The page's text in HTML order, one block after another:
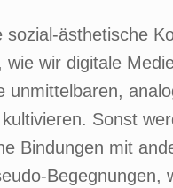
ästhetische
wir digitale
unmittelbaren,
Sonst
Bindungen mit
Begegnungen,